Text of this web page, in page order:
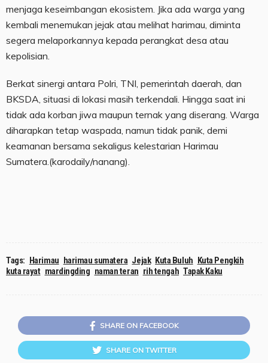
menjaga keseimbangan ekosistem. Jika ada warga yang
kembali menemukan jejak atau melihat harimau, diminta
segera melaporkannya kepada perangkat desa atau
kepolisian.
Berkat sinergi antara Polri, TNI, pemerintah daerah, dan
BKSDA, situasi di lokasi masih terkendali. Hingga saat ini
tidak ada korban jiwa maupun ternak yang diserang. Warga
diharapkan tetap waspada, namun tidak panik, demi
keamanan bersama sekaligus kelestarian Harimau
Sumatera.(karodaily/nanang).
Tags: Harimau harimau sumatera Jejak Kuta Buluh Kuta Pengkih
kuta rayat mardingding naman teran rih tengah Tapak Kaku
SHARE ON FACEBOOK
SHARE ON TWITTER